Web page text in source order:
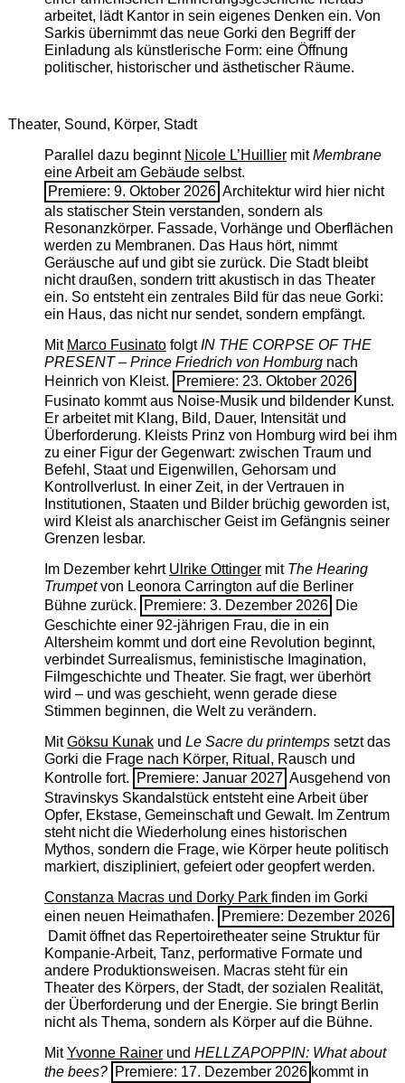
arbeitet, lädt Kantor in sein eigenes Denken ein. Von
Sarkis übernimmt das neue Gorki den Begriff der
Einladung als künstlerische Form: eine Öffnung
politischer, historischer und ästhetischer Räume.
Theater, Sound, Körper, Stadt
Parallel dazu beginnt Nicole L’Huilliermit ­Membrane
eine Arbeit am Gebäude selbst.
Premiere: 9. Oktober 2026 Architektur wird hier nicht
als statischer Stein verstanden, sondern als
Resonanzkörper. Fassade, Vorhänge und Oberflächen
werden zu Membranen. Das Haus hört, nimmt
Geräusche auf und gibt sie zurück. Die Stadt bleibt
nicht draußen, sondern tritt akustisch in das Theater
ein. So entsteht ein zentrales Bild für das neue Gorki:
ein Haus, das nicht nur sendet, sondern empfängt.
Mit Marco FusinatofolgtIN THE CORPSE OF THE
PRESENT – Prince Friedrich von Homburgnach
Heinrich von Kleist.
Premiere: 23. Oktober 2026
Fusinato kommt aus Noise-Musik und bildender Kunst.
Er arbeitet mit Klang, Bild, Dauer, Intensität und
Überforderung. Kleists Prinz von Homburg wird bei ihm
zu einer Figur der Gegenwart: zwischen Traum und
Befehl, Staat und Eigenwillen, Gehorsam und
Kontrollverlust. In einer Zeit, in der Vertrauen in
Institutionen, Staaten und Bilder brüchig geworden ist,
wird Kleist als anarchischer Geist im Gefängnis seiner
Grenzen lesbar.
Im Dezember kehrt Ulrike Ottingermit The ­Hearing
Trumpetvon Leonora Carrington auf die Berliner
Bühne zurück.
Premiere: 3. Dezember 2026 Die
Geschichte einer 92-jährigen Frau, die in ein
Altersheim kommt und dort eine Revolution beginnt,
verbindet Surrealismus, feministische Imagination,
Filmgeschichte und Theater. Sie fragt, wer überhört
wird – und was geschieht, wenn gerade diese
Stimmen beginnen, die Welt zu verändern.
MitGöksu Kunakund Le Sacre du printempssetzt das
Gorki die Frage nach Körper, Ritual, Rausch und
Kontrolle fort.
Premiere: Januar 2027 Ausgehend von
Stravinskys Skandalstück entsteht eine Arbeit über
Opfer, Ekstase, Gemeinschaft und Gewalt. Im Zentrum
steht nicht die Wiederholung eines historischen
Mythos, sondern die Frage, wie Körper heute politisch
markiert, diszipliniert, gefeiert oder geopfert werden.
Constanza Macras und Dorky Park finden im Gorki
einen neuen Heimathafen.
Premiere: Dezember 2026
Damit öffnet das Repertoiretheater seine Struktur für
Kompanie-Arbeit, Tanz, performative Formate und
andere Produktionsweisen. Macras steht für ein
Theater des Körpers, der Stadt, der sozialen Realität,
der Überforderung und der Energie. Sie bringt Berlin
nicht als Thema, sondern als Körper auf die Bühne.
MitYvonne Rainerund HELLZAPOPPIN: What about
the bees? Premiere: 17. Dezember 2026 kommt in